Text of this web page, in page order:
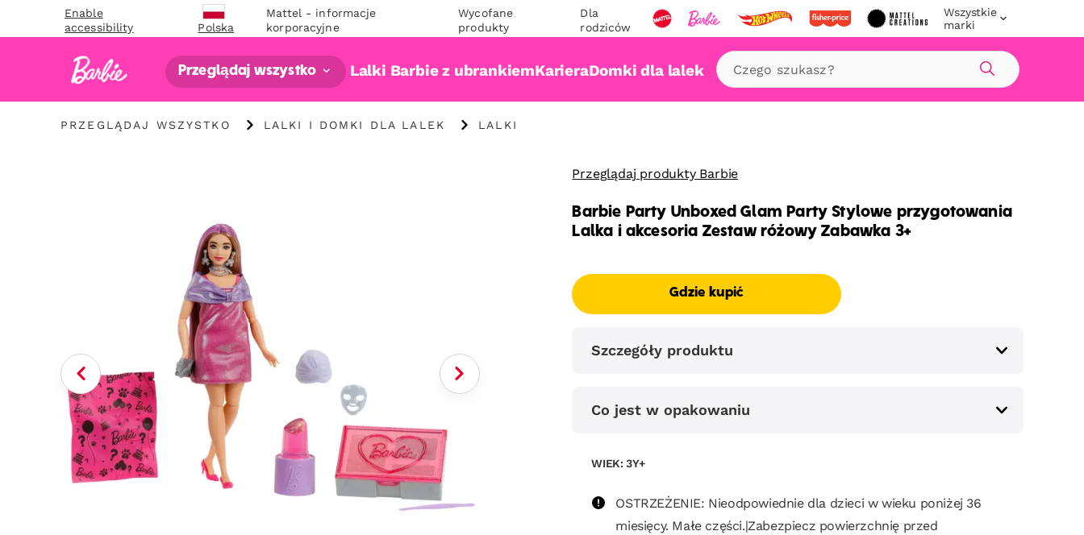
Enable
accessibility
Polska
Mattel - informacje
korporacyjne
Wycofane
produkty
Dla
rodziców
Wszystkie
marki
Przeglądaj wszystko Lalki Barbie z ubrankiemKarieraDomki dla lalek
Szukaj
"Przeglądaj
PRZEGLĄDAJ WSZYSTKO
"LALKI I DOMKI DLA LALEK
"LALKI
Przeglądaj produkty Barbie
Barbie Party Unboxed Glam Party Stylowe przygotowania
Lalka i akcesoria Zestaw różowy Zabawka 3+
Gdzie kupić
Szczegóły produktu
Co jest w opakowaniu
WIEK: 3Y+
OSTRZEŻENIE: Nieodpowiednie dla dzieci w wieku poniżej 36
miesięcy. Małe części.|Zabezpiecz powierzchnię przed